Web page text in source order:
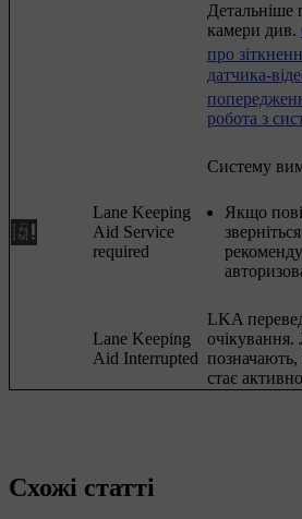
Детальніше
камери див.
про
датчика-
робота з
Lane Keeping
Aid Service
required
Систему
Якщо
Lane Keeping
Aid Interrupted
LKA
очікування.
позначають,
стає
Схожі статті